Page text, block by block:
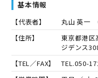
基本情報
【代表者】 丸山 英一
【住所】
東京都港
ジデンス
【TEL／FAX】
TEL.050-